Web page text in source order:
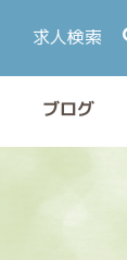
求人検索
ブログ